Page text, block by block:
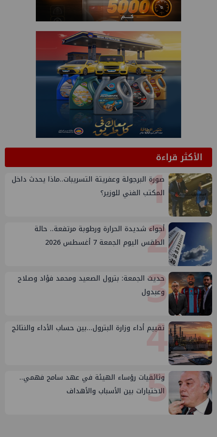
الأكثر قراءة1
صورة البرجولة وعفريتة التسريبات..ماذا يحدث داخل
المكتب الفني للوزير؟
2
أجواء شديدة الحرارة ورطوبة مرتفعة.. حالة
الطقس اليوم الجمعة 7 أغسطس 2026
3
حديث الجمعة: بترول الصعيد ومحمد فؤاد وصلاح
وعبدول
4
تقييم أداء وزارة البترول...بين حساب الأداء والنتائج
5
وثائقيات رؤساء الهيئة في عهد سامح فهمي..
الاختيارات بين الأسباب والأهداف